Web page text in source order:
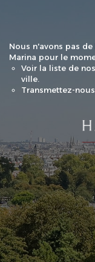
Nous n'avons pas
Marina pour le
Voir la liste de
ville.
Transmettez-